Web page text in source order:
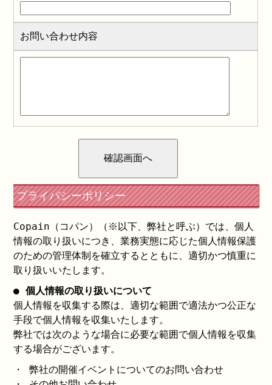
お問い合わせ内容
プライバシーポリシー
Copain（コパン）（※以下、弊社と呼ぶ）では、個人
情報の取り扱いにつき、業務実態に応じた個人情報保護
のための管理体制を確立するとともに、適切かつ慎重に
取り扱いいたします。
● 個人情報の取り扱いについて
個人情報を収集する際は、適切な範囲で適法かつ公正な
手段で個人情報を収集いたします。
弊社では次のような場合に必要な範囲で個人情報を収集
する場合がございます。
・ 弊社の開催イベントについてのお問い合わせ